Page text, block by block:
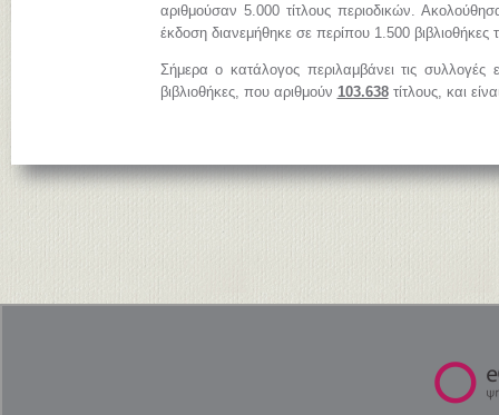
αριθμούσαν 5.000 τίτλους περιοδικών.
έκδοση διανεμήθηκε σε περίπου 1.500 βιβλιοθήκες
Σήμερα ο κατάλογος περιλαμβάνει τις
βιβλιοθήκες, που αριθμούν 103.638τίτλους, και